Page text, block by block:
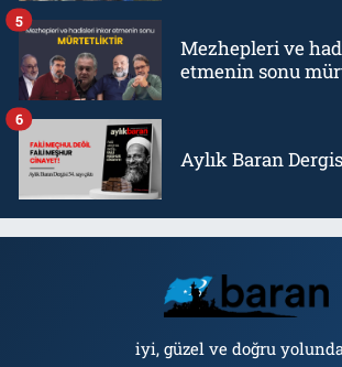
Mezhepleri ve
etmenin sonu
5
Aylık Baran
6
iyi, güzel ve doğru